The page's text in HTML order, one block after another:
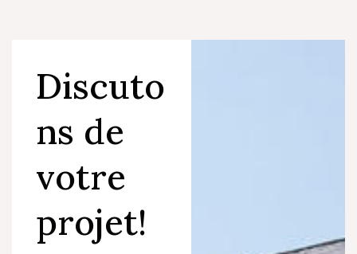
Discuto
ns de
votre
projet!